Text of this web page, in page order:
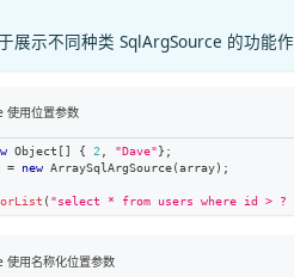
展示不同种类 SqlArgSource 的功能作
使用位置参数
Object { 2, "Dave" } ;
= new ArraySqlArgSource(array) ;
( "select * from users where id > ?
用名称化位置参数